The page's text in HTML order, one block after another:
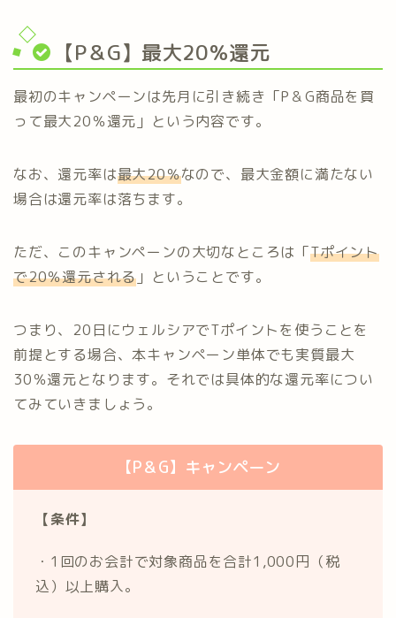
【P＆G】最大20％還元
最初のキャンペーンは先月に引き続き「P＆G商品を買
って最大20％還元」という内容です。
なお、還元率は最大20％なので、最大金額に満たない
場合は還元率は落ちます。
ただ、このキャンペーンの大切なところは「Tポイント
で20％還元される 」ということです。
つまり、20日にウェルシアでTポイントを使うことを
前提とする場合、本キャンペーン単体でも実質最大
30％還元となります。それでは具体的な還元率につい
てみていきましょう。
【P＆G】キャンペーン
【条件】
・1回のお会計で対象商品を合計1,000円（税
込）以上購入。